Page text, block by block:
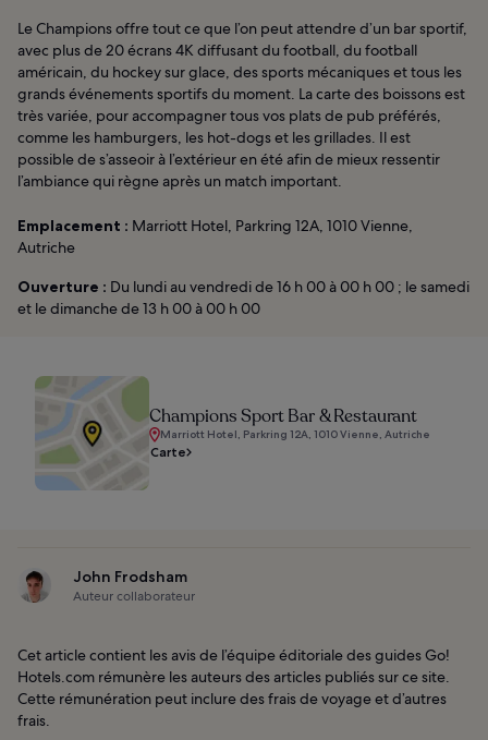
Le Champions offre tout ce que l’on peut attendre d’un bar sportif,
avec plus de 20 écrans 4K diffusant du football, du football
américain, du hockey sur glace, des sports mécaniques et tous les
grands événements sportifs du moment. La carte des boissons est
très variée, pour accompagner tous vos plats de pub préférés,
comme les hamburgers, les hot-dogs et les grillades. Il est
possible de s’asseoir à l’extérieur en été afin de mieux ressentir
l’ambiance qui règne après un match important.
Emplacement : Marriott Hotel, Parkring 12A, 1010 Vienne,
Autriche
Ouverture : Du lundi au vendredi de 16 h 00 à 00 h 00 ; le samedi
et le dimanche de 13 h 00 à 00 h 00
Champions Sport Bar & Restaurant
Marriott Hotel, Parkring 12A, 1010 Vienne, Autriche
Carte
John Frodsham
Auteur collaborateur
Cet article contient les avis de l’équipe éditoriale des guides Go!
Hotels.com rémunère les auteurs des articles publiés sur ce site.
Cette rémunération peut inclure des frais de voyage et d’autres
frais.